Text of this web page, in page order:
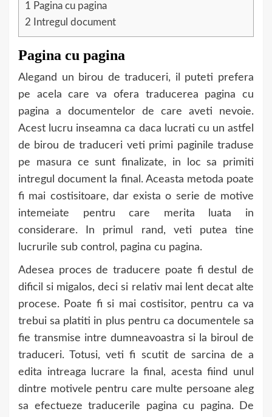
1 Pagina cu pagina
2 Intregul document
Pagina cu pagina
Alegand un birou de traduceri, il puteti prefera
pe acela care va ofera traducerea pagina cu
pagina a documentelor de care aveti nevoie.
Acest lucru inseamna ca daca lucrati cu un astfel
de birou de traduceri veti primi paginile traduse
pe masura ce sunt finalizate, in loc sa primiti
intregul document la final. Aceasta metoda poate
fi mai costisitoare, dar exista o serie de motive
intemeiate pentru care merita luata in
considerare. In primul rand, veti putea tine
lucrurile sub control, pagina cu pagina.
Adesea proces de traducere poate fi destul de
dificil si migalos, deci si relativ mai lent decat alte
procese. Poate fi si mai costisitor, pentru ca va
trebui sa platiti in plus pentru ca documentele sa
fie transmise intre dumneavoastra si la biroul de
traduceri. Totusi, veti fi scutit de sarcina de a
edita intreaga lucrare la final, acesta fiind unul
dintre motivele pentru care multe persoane aleg
sa efectueze traducerile pagina cu pagina. De